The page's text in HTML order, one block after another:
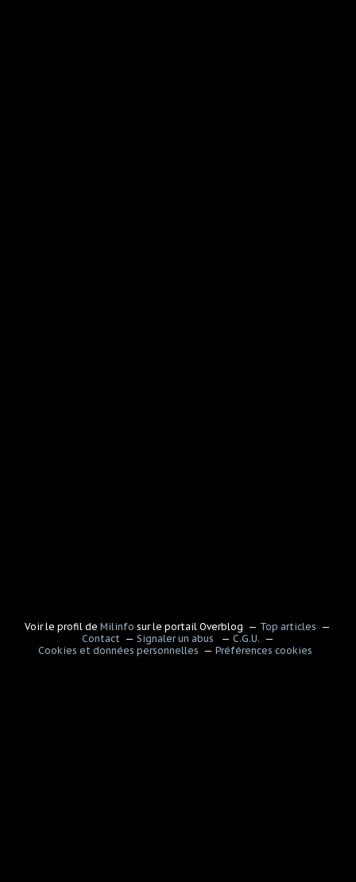
Voir le profil deMilinfo sur le portail Overblog
Top articles
Contact
Signaler un abus
C.G.U.
Cookies et données personnelles
Préférences cookies